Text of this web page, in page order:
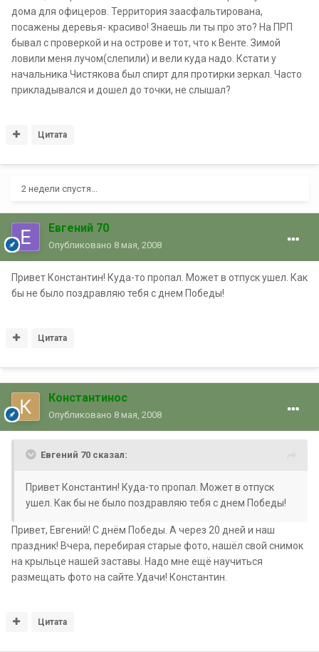
дома для офицеров. Территория заасфальтирована,
посажены деревья- красиво! Знаешь ли ты про это? На ПРП
бывал с проверкой и на острове и тот, что к Венте. Зимой
ловили меня лучом(слепили) и вели куда надо. Кстати у
начальника Чистякова был спирт для протирки зеркал. Часто
прикладывался и дошел до точки, не слышал?
Цитата
2 недели спустя...
Евгений 70
Опубликовано 8 мая, 2008
Привет Константин! Куда-то пропал. Может в отпуск ушел. Как
бы не было поздравляю тебя с днем Победы!
Цитата
Константинос
Опубликовано 8 мая, 2008
Евгений 70 сказал:
Привет Константин! Куда-то пропал. Может в отпуск
ушел. Как бы не было поздравляю тебя с днем Победы!
Привет, Евгений! С днём Победы. А через 20 дней и наш
праздник! Вчера, перебирая старые фото, нашёл свой снимок
на крыльце нашей заставы. Надо мне ещё научиться
размещать фото на сайте.Удачи! Константин.
Цитата